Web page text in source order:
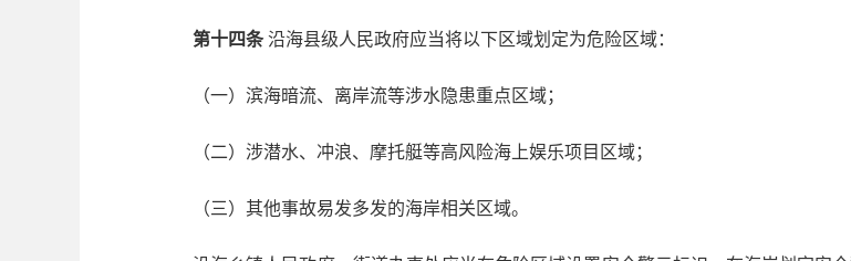
第十四条沿海县级人民政府应当将以下区域划定为危险区域：
（一）滨海暗流、离岸流等涉水隐患重点区域；
（二）涉潜水、冲浪、摩托艇等高风险海上娱乐项目区域；
（三）其他事故易发多发的海岸相关区域。